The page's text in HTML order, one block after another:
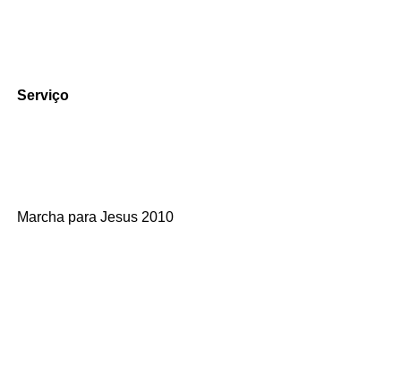
Serviço
Marcha para Jesus 2010